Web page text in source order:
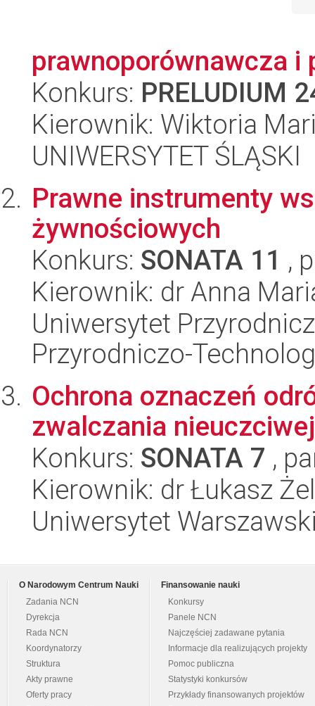
prawnoporównawcza i
Konkurs: PRELUDIUM
Kierownik: Wiktoria
UNIWERSYTET ŚLĄSKI
Prawne instrumenty
żywnościowych
Konkurs: SONATA 11 ,
Kierownik: dr Anna
Uniwersytet
Przyrodniczo-
Ochrona oznaczeń
zwalczania
Konkurs: SONATA 7 ,
Kierownik: dr Łukasz
Uniwersytet
O Narodowym Centrum Nauki
Zadania NCN
Dyrekcja
Rada NCN
Koordynatorzy
Struktura
Akty prawne
Oferty pracy
Finansowanie nauki
Konkursy
Panele NCN
Najczęściej zadawane pytania
Informacje dla realizujących projekty
Pomoc publiczna
Statystyki konkursów
Przykłady finansowanych projektów